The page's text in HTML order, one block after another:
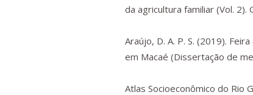
da agricultura familiar (Vol. 2).
Araújo, D. A. P. S. (2019).
em Macaé (Dissertação de
Atlas Socioeconômico do Rio